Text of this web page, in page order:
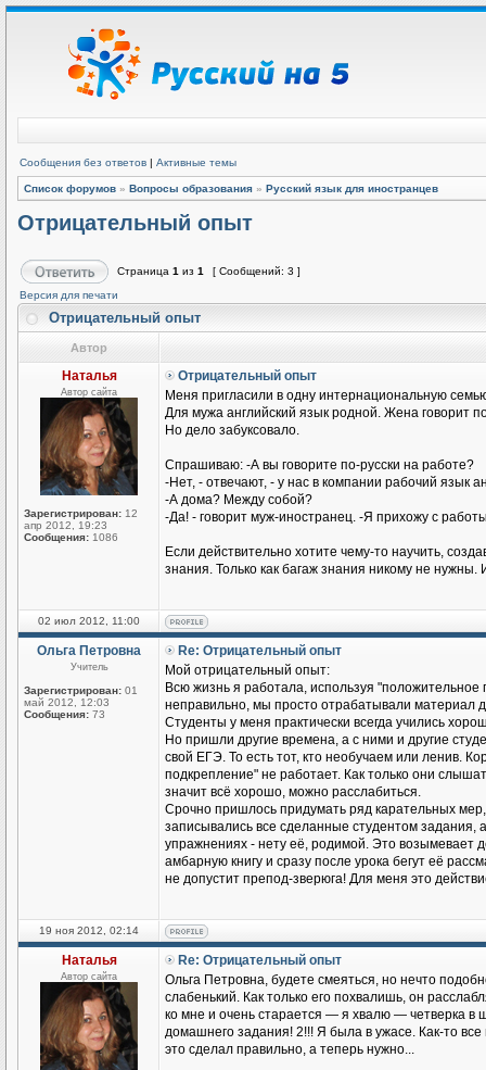
Сообщения без ответов | Активные темы
Список форумов » Вопросы образования » Русский язык для иностранцев
Отрицательный опыт
Страница 1 из 1
[ Сообщений: 3 ]
Версия для печати
Отрицательный опыт
Автор
Наталья
Автор сайта
Зарегистрирован: 12
апр 2012, 19:23
Сообщения: 1086
Отрицательный опыт
Меня пригласили в одну интернациональную
Для мужа английский язык родной. Жена говорит
Но дело забуксовало.
Спрашиваю: -А вы говорите по-русски на работе?
-Нет, - отвечают, - у нас в компании рабочий язык
-А дома? Между собой?
-Да! - говорит муж-иностранец. -Я прихожу с
Если действительно хотите чему-то научить,
знания. Только как багаж знания никому не
02 июл 2012, 11:00
Ольга Петровна
Учитель
Зарегистрирован: 01
май 2012, 12:03
Сообщения: 73
Re: Отрицательный опыт
Мой отрицательный опыт:
Всю жизнь я работала, используя "положительное
неправильно, мы просто отрабатывали материал
Студенты у меня практически всегда учились
Но пришли другие времена, а с ними и другие
свой ЕГЭ. То есть тот, кто необучаем или ленив.
подкрепление" не работает. Как только они
значит всё хорошо, можно расслабиться.
Срочно пришлось придумать ряд карательных
записывались все сделанные студентом задания,
упражнениях - нету её, родимой. Это возымевает
амбарную книгу и сразу после урока бегут её
не допустит препод-зверюга! Для меня это
19 ноя 2012, 02:14
Наталья
Автор сайта
Re: Отрицательный опыт
Ольга Петровна, будете смеяться, но нечто
слабенький. Как только его похвалишь, он
ко мне и очень старается — я хвалю — четверка
домашнего задания! 2!!! Я была в ужасе. Как-то
это сделал правильно, а теперь нужно...